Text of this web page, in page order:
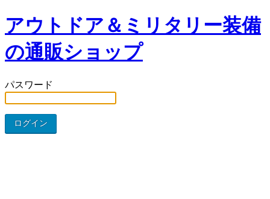
アウトドア＆ミリタリー装備
の通販ショップ
パスワード